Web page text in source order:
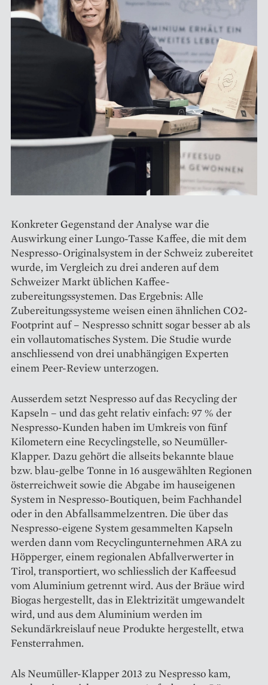
Konkreter Gegenstand der Analyse war die
Auswirkung einer Lungo-Tasse Kaffee, die mit dem
Nespresso-Originalsystem in der Schweiz zubereitet
wurde, im Vergleich zu drei anderen auf dem
Schweizer Markt üblichen Kaffee­
zubereitungssystemen. Das Ergebnis: Alle
Zubereitungssysteme weisen einen ähnlichen CO2-
Footprint auf – Nespresso schnitt sogar besser ab als
ein vollautomatisches System. Die Studie wurde
anschliessend von drei unabhängigen Experten
einem Peer-Review unterzogen.
Ausserdem setzt Nespresso auf das Recycling der
Kapseln – und das geht relativ einfach: 97 % der
Nespresso-Kunden haben im Umkreis von fünf
Kilometern eine Recyclingstelle, so Neumüller-
Klapper. Dazu gehört die allseits bekannte blaue
bzw. blau-gelbe Tonne in 16 ausgewählten Regionen
österreichweit sowie die Abgabe im hauseigenen
System in Nespresso-Boutiquen, beim Fachhandel
oder in den Abfallsammelzentren. Die über das
Nespresso-eigene System gesammelten Kapseln
werden dann vom Recycling­unternehmen ARA zu
Höpperger, einem regionalen Abfallverwerter in
Tirol, transportiert, wo schliesslich der Kaffeesud
vom Aluminium getrennt wird. Aus der Bräue wird
Biogas hergestellt, das in Elektrizität umgewandelt
wird, und aus dem Aluminium werden im
Sekundärkreislauf neue Produkte hergestellt, etwa
Fensterrahmen.
Als Neumüller-Klapper 2013 zu Nespresso kam,